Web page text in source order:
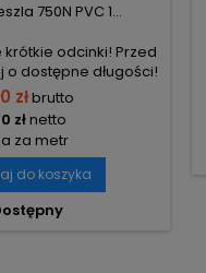
750N PVC 1...
krótkie odcinki! Przed
dostępne długości!
złbrutto
złnetto
za metr
do koszyka